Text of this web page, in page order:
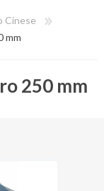
Cinese
mm
250 mm